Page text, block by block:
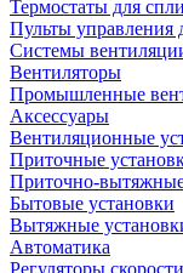
Термостаты для
Пульты управления
Системы
Вентиляторы
Промышленные
Аксессуары
Вентиляционные
Приточные
Приточно-
Бытовые установки
Вытяжные
Автоматика
Регуляторы скорости